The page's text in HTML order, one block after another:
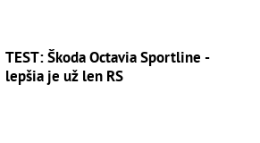
TEST: Škoda Octavia Sportline -
lepšia je už len RS